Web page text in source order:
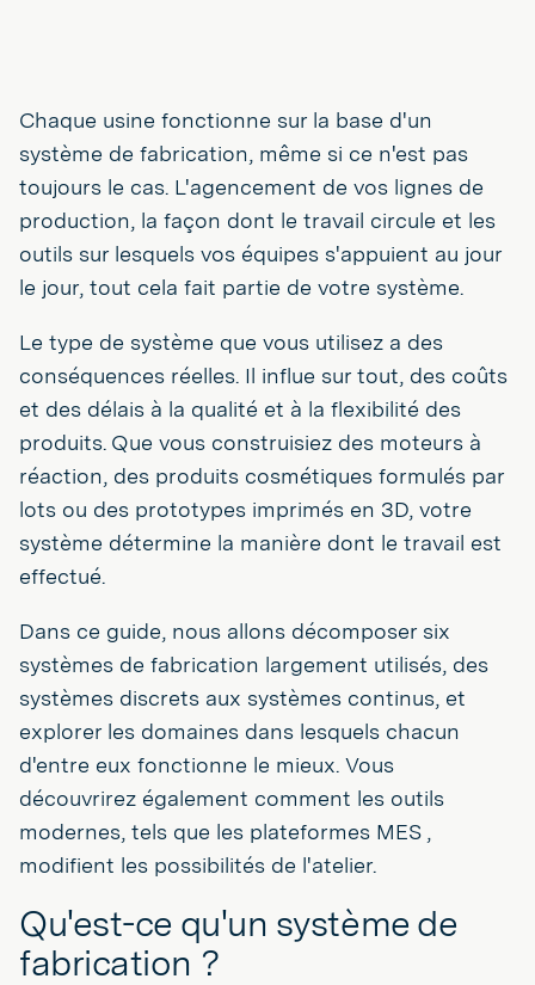
Chaque usine fonctionne sur la base d'un
système de fabrication, même si ce n'est pas
toujours le cas. L'agencement de vos lignes de
production, la façon dont le travail circule et les
outils sur lesquels vos équipes s'appuient au jour
le jour, tout cela fait partie de votre système.
Le type de système que vous utilisez a des
conséquences réelles. Il influe sur tout, des coûts
et des délais à la qualité et à la flexibilité des
produits. Que vous construisiez des moteurs à
réaction, des produits cosmétiques formulés par
lots ou des prototypes imprimés en 3D, votre
système détermine la manière dont le travail est
effectué.
Dans ce guide, nous allons décomposer six
systèmes de fabrication largement utilisés, des
systèmes discrets aux systèmes continus, et
explorer les domaines dans lesquels chacun
d'entre eux fonctionne le mieux. Vous
découvrirez également comment les outils
modernes, tels que les plateformes MES ,
modifient les possibilités de l'atelier.
Qu'est-ce qu'un système de
fabrication ?